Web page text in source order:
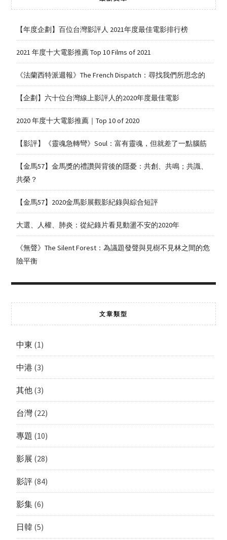
【年度企劃】百位台灣影評人 2021年度最佳電影排行榜
2021 年度十大電影推薦 Top 10 Films of 2021
《法蘭西特派週報》The French Dispatch：尋找我們所思念的
【企劃】六十位台灣線上影評人的2020年度最佳電影
2020 年度十大電影推薦｜Top 10 of 2020
【影評】《靈魂急轉彎》Soul：富有靈魂，但就差了一點腦筋
【金馬57】金馬獎的禮讚與背後的隱憂：共創、共鳴；共識、
共榮？
【金馬57】2020金馬影展觀影紀錄與綜合短評
大選、人權、肺炎：從紀錄片看見動盪不安的2020年
《無聲》The Silent Forest：為議題發聲與見樹不見林之間的危
險平衡
文章類型
中東 (1)
中港 (3)
其他(3)
台灣(22)
專題 (10)
影展 (28)
影評(84)
影集(6)
日韓(5)